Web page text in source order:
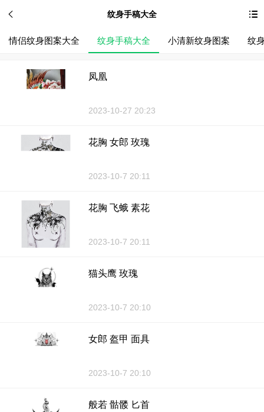
纹身手稿大全
情侣纹身图案大全 纹身手稿大全 小清新纹身图案 纹
凤凰
2023-10-27 20:23
花胸 女郎 玫瑰
2023-10-7 20:11
花胸 飞蛾 素花
2023-10-7 20:11
猫头鹰 玫瑰
2023-10-7 20:10
女郎 盔甲 面具
2023-10-7 20:10
般若 骷髅 匕首